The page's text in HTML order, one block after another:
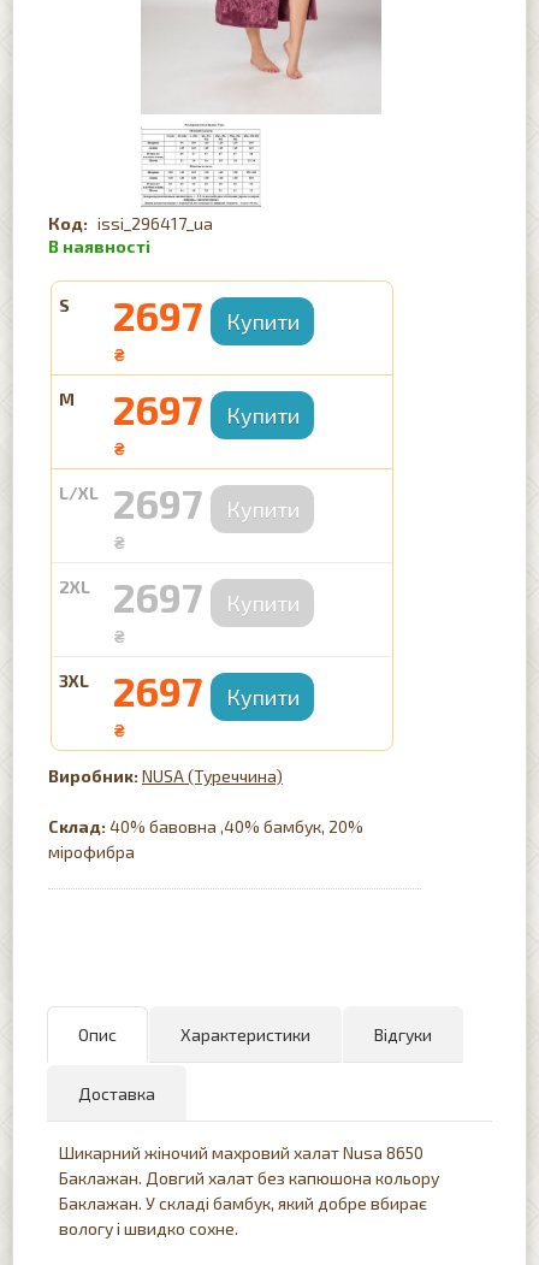
issi_296417_ua
S 2697
₴
M 2697
₴
L/XL 2697
₴
2XL 2697
₴
3XL 2697
₴
NUSA (Туреччина)
Склад: 40% бавовна ,40% бамбук, 20%
мірофибра
Опис Характеристики Відгуки
Доставка
Шикарний жіночий махровий халат Nusa 8650
Баклажан. Довгий халат без капюшона кольору
Баклажан. У складі бамбук, який добре вбирає
вологу і швидко сохне.